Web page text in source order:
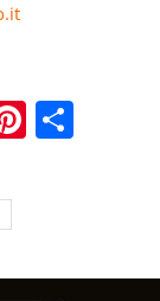
Pinterest